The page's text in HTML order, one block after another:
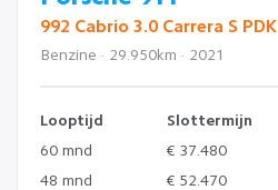
992 Cabrio 3.0 Carrera S PDK
Benzine · 29.950km · 2021
Looptijd Slottermijn
60 mnd
€ 37.480
48 mnd
€ 52.470